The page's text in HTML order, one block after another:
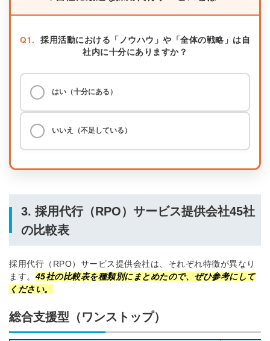
Q1. 採用活動における「ノウハウ」や「全体の戦略」は自
社内に十分にありますか？
はい（十分にある）
いいえ（不足している）
3. 採用代行（RPO）サービス提供会社45社
の比較表
採用代行（RPO）サービス提供会社は、それぞれ特徴が異なり
ます。 45社の比較表を種類別にまとめたので、ぜひ参考にして
ください。
総合支援型（ワンストップ）